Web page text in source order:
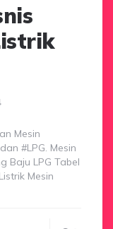
Mesin
#LPG. Mesin
Baju LPG Tabel
Mesin